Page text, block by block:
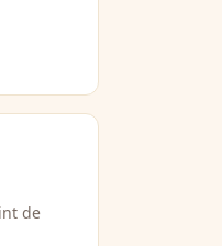
de